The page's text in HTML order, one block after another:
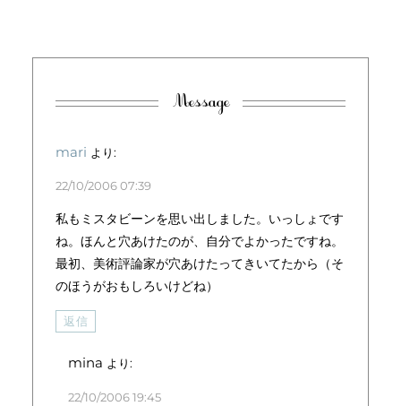
Message
mari より:
22/10/2006 07:39
私もミスタビーンを思い出しました。いっしょです
ね。ほんと穴あけたのが、自分でよかったですね。
最初、美術評論家が穴あけたってきいてたから（そ
のほうがおもしろいけどね）
返信
mina より:
22/10/2006 19:45